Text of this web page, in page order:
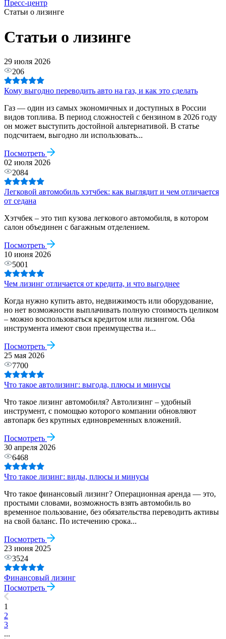
Пресс-центр
Статьи о лизинге
Статьи о лизинге
29 июля 2026
206
Кому выгодно переводить авто на газ, и как это сделать
Газ — один из самых экономичных и доступных в России
видов топлива. В период сложностей с бензином в 2026 году
он может выступить достойной альтернативой. В статье
подсчитаем, выгодно ли использовать...
Посмотреть
02 июля 2026
2084
Легковой автомобиль хэтчбек: как выглядит и чем отличается
от седана
Хэтчбек – это тип кузова легкового автомобиля, в котором
салон объединен с багажным отделением.
Посмотреть
10 июня 2026
5001
Чем лизинг отличается от кредита, и что выгоднее
Когда нужно купить авто, недвижимость или оборудование,
но нет возможности выплачивать полную стоимость целиком
– можно воспользоваться кредитом или лизингом. Оба
инструмента имеют свои преимущества и...
Посмотреть
25 мая 2026
7700
Что такое автолизинг: выгода, плюсы и минусы
Что такое лизинг автомобиля? Автолизинг – удобный
инструмент, с помощью которого компании обновляют
автопарк без крупных единовременных вложений.
Посмотреть
30 апреля 2026
6468
Что такое лизинг: виды, плюсы и минусы
Что такое финансовый лизинг? Операционная аренда — это,
простыми словами, возможность взять автомобиль во
временное пользование, без обязательства переводить активы
на свой баланс. По истечению срока...
Посмотреть
23 июня 2025
3524
Финансовый лизинг
Посмотреть
1
2
3
...